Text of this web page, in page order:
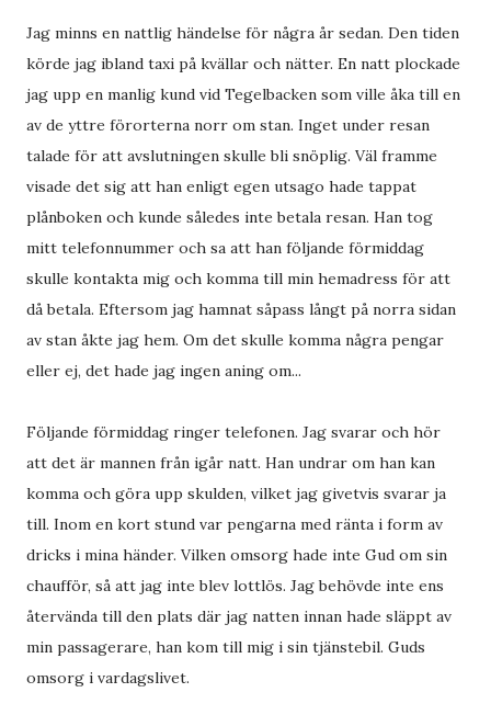
Jag minns en nattlig händelse för några år sedan. Den tiden
körde jag ibland taxi på kvällar och nätter. En natt plockade
jag upp en manlig kund vid Tegelbacken som ville åka till en
av de yttre förorterna norr om stan. Inget under resan
talade för att avslutningen skulle bli snöplig. Väl framme
visade det sig att han enligt egen utsago hade tappat
plånboken och kunde således inte betala resan. Han tog
mitt telefonnummer och sa att han följande förmiddag
skulle kontakta mig och komma till min hemadress för att
då betala. Eftersom jag hamnat såpass långt på norra sidan
av stan åkte jag hem. Om det skulle komma några pengar
eller ej, det hade jag ingen aning om...
Följande förmiddag ringer telefonen. Jag svarar och hör
att det är mannen från igår natt. Han undrar om han kan
komma och göra upp skulden, vilket jag givetvis svarar ja
till. Inom en kort stund var pengarna med ränta i form av
dricks i mina händer. Vilken omsorg hade inte Gud om sin
chaufför, så att jag inte blev lottlös. Jag behövde inte ens
återvända till den plats där jag natten innan hade släppt av
min passagerare, han kom till mig i sin tjänstebil. Guds
omsorg i vardagslivet.